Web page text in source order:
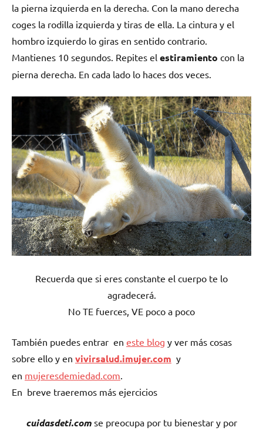
la pierna izquierda en la derecha. Con la mano derecha
coges la rodilla izquierda y tiras de ella. La cintura y el
hombro izquierdo lo giras en sentido contrario.
Mantienes 10 segundos. Repites el estiramiento con la
pierna derecha. En cada lado lo haces dos veces.
Recuerda que si eres constante el cuerpo te lo
agradecerá.
No TE fuerces, VE poco a poco
También puedes entrar en este blog y ver más cosas
sobre ello y en vivirsalud.imujer.com y
en mujeresdemiedad.com.
En breve traeremos más ejercicios
cuidasdeti.com se preocupa por tu bienestar y por